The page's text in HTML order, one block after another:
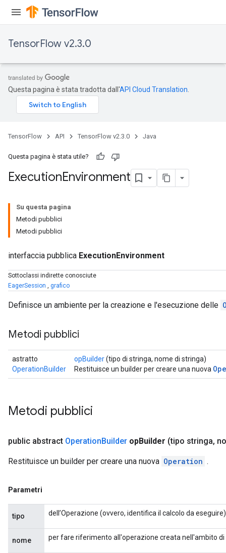
TensorFlow v2.3.0
Questa pagina è stata tradotta dall'API Cloud Translation
TensorFlow API TensorFlow v2.3.0 Java
Questa pagina è stata utile?
ExecutionEnvironment
Su questa pagina
Metodi pubblici
Metodi pubblici
interfaccia pubblica ExecutionEnvironment
Sottoclassi indirette conosciute
EagerSession , grafico
Definisce un ambiente per la creazione e l'esecuzione delle
Metodi pubblici
astratto
OperationBuilder
opBuilder(tipo di stringa, nome di stringa)
Restituisce un builder per creare una nuova
Metodi pubblici
public abstract OperationBuilder opBuilder (tipo stringa,
Restituisce un builder per creare una nuova Operation .
Parametri
tipo dell’Operazione (ovvero, identifica il calcolo da eseguire)
nome per fare riferimento all'operazione creata nell'ambito